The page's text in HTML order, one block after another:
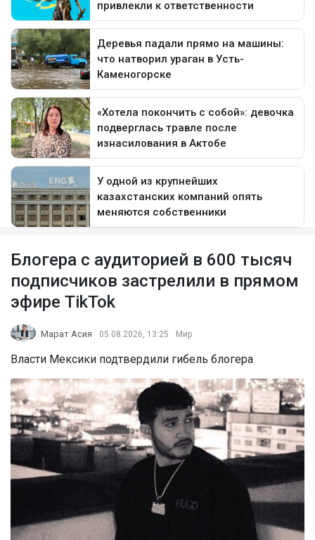
Блогера с аудиторией в 600 тысяч
подписчиков застрелили в прямом
эфире TikTok
Марат Асия 05.08.2026, 13:25 Мир
Власти Мексики подтвердили гибель блогера